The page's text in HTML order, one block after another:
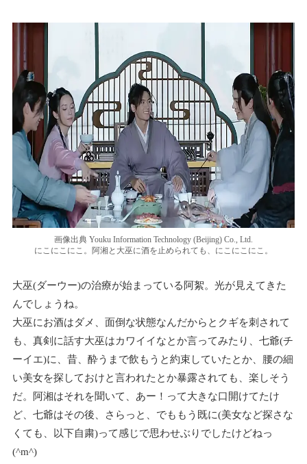
画像出典 Youku Information Technology (Beijing) Co., Ltd.
にこにこにこ。阿湘と大巫に酒を止められても、にこにこにこ。
大巫(ダーウー)の治療が始まっている阿絮。光が見えてきた
んでしょうね。
大巫にお酒はダメ、面倒な状態なんだからとクギを刺されて
も、真剣に話す大巫はカワイイなとか言ってみたり、七爺(チ
ーイエ)に、昔、酔うまで飲もうと約束していたとか、腰の細
い美女を探しておけと言われたとか暴露されても、楽しそう
だ。阿湘はそれを聞いて、あー！って大きな口開けてたけ
ど、七爺はその後、さらっと、でももう既に(美女など探さな
くても、以下自粛)って感じで思わせぶりでしたけどねっ
(^m^)